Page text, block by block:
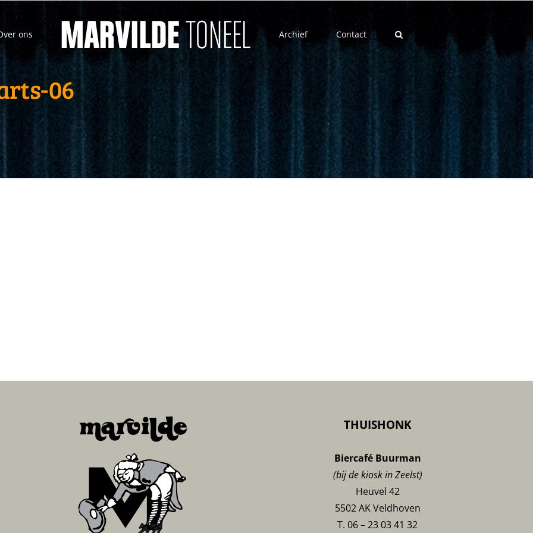
ons Archief Contact
06
THUISHONK
Biercafé Buurman
(bij de kiosk in Zeelst)
Heuvel 42
5502 AK Veldhoven
T. 06 – 23 03 41 32